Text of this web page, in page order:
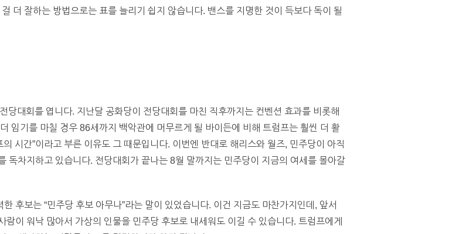
더 잘하는 방법으로는 표를 늘리기 쉽지 않습니다. 밴스를 지명한 것이 득보다 독이 될
당대회를 엽니다. 지난달 공화당이 전당대회를 마친 직후까지는 컨벤션 효과를 비롯해
임기를 마칠 경우 86세까지 백악관에 머무르게 될 바이든에 비해 트럼프는 훨씬 더 활
시간”이라고 부른 이유도 그 때문입니다. 이번엔 반대로 해리스와 월즈, 민주당이 아직
독차지하고 있습니다. 전당대회가 끝나는 8월 말까지는 민주당이 지금의 여세를 몰아갈
후보는 “민주당 후보 아무나”라는 말이 있었습니다. 이건 지금도 마찬가지인데, 앞서
이 워낙 많아서 가상의 인물을 민주당 후보로 내세워도 이길 수 있습니다. 트럼프에게